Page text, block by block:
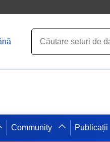
Community Publicații